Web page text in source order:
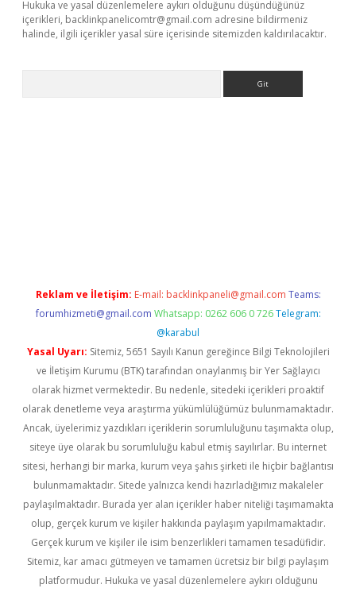
Hukuka ve yasal düzenlemelere aykırı olduğunu düşündüğünüz
içerikleri, backlinkpanelicomtr@gmail.com adresine bildirmeniz
halinde, ilgili içerikler yasal süre içerisinde sitemizden kaldırılacaktır.
Reklam ve İletişim: E-mail: backlinkpaneli@gmail.com Teams:
forumhizmeti@gmail.com Whatsapp: 0262 606 0 726 Telegram:
@karabul
Yasal Uyarı: Sitemiz, 5651 Sayılı Kanun gereğince Bilgi Teknolojileri
ve İletişim Kurumu (BTK) tarafından onaylanmış bir Yer Sağlayıcı
olarak hizmet vermektedir. Bu nedenle, sitedeki içerikleri proaktif
olarak denetleme veya araştırma yükümlülüğümüz bulunmamaktadır.
Ancak, üyelerimiz yazdıkları içeriklerin sorumluluğunu taşımakta olup,
siteye üye olarak bu sorumluluğu kabul etmiş sayılırlar. Bu internet
sitesi, herhangi bir marka, kurum veya şahıs şirketi ile hiçbir bağlantısı
bulunmamaktadır. Sitede yalnızca kendi hazırladığımız makaleler
paylaşılmaktadır. Burada yer alan içerikler haber niteliği taşımamakta
olup, gerçek kurum ve kişiler hakkında paylaşım yapılmamaktadır.
Gerçek kurum ve kişiler ile isim benzerlikleri tamamen tesadüfidir.
Sitemiz, kar amacı gütmeyen ve tamamen ücretsiz bir bilgi paylaşım
platformudur. Hukuka ve yasal düzenlemelere aykırı olduğunu